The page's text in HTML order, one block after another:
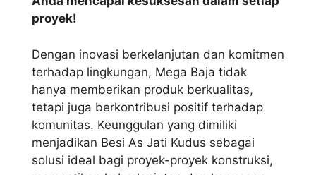
proyek!
Dengan inovasi berkelanjutan dan komitmen
terhadap lingkungan, Mega Baja tidak
hanya memberikan produk berkualitas,
tetapi juga berkontribusi positif terhadap
komunitas. Keunggulan yang dimiliki
menjadikan Besi As Jati Kudus sebagai
solusi ideal bagi proyek-proyek konstruksi,